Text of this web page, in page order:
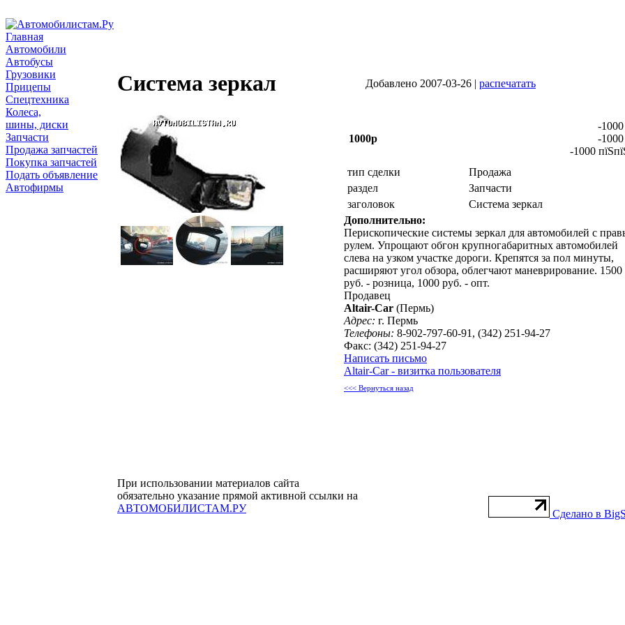
Главная
Автомобили
Автобусы
Грузовики
Прицепы
Спецтехника
Колеса,
шины, диски
Запчасти
Продажа запчастей
Покупка запчастей
Подать объявление
Автофирмы
Cистема зеркал Добавлено 2007-03-26 | распечатать
1000р
-
-
-1000
тип сделки
Продажа
раздел
Запчасти
заголовок
Cистема зеркал
Дополнительно:
Перископические системы зеркал для автомобилей с
рулем. Упрощают обгон крупногабаритных автомобилей
слева на узком участке дороги. Крепятся за пол минуты,
расширяют угол обзора, облегчают маневрирование. 1500
руб. - розница, 1000 руб. - опт.
Продавец
Altair-Car (Пермь)
Адрес: г. Пермь
Телефоны: 8-902-797-60-91, (342) 251-94-27
Факс: (342) 251-94-27
Написать письмо
Altair-Car - визитка пользователя
<<< Вернуться назад
При использовании материалов сайта
обязательно указание прямой активной ссылки на
АВТОМОБИЛИСТАМ.РУ
Сделано в